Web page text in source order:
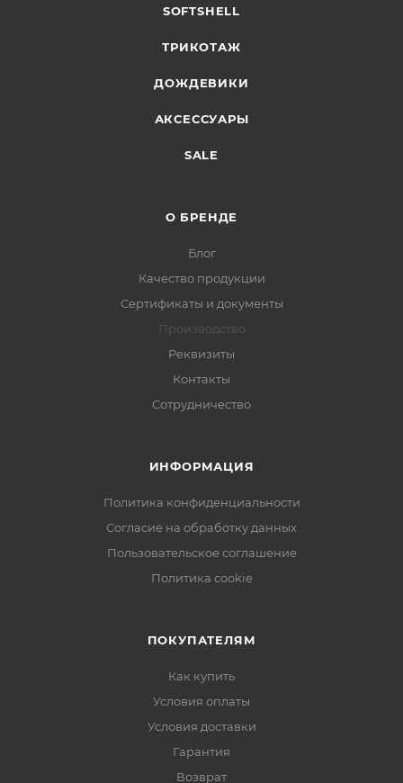
SOFTSHELL
ТРИКОТАЖ
ДОЖДЕВИКИ
АКСЕССУАРЫ
SALE
О БРЕНДЕ
Блог
Качество продукции
Сертификаты и документы
Производство
Реквизиты
Контакты
Сотрудничество
ИНФОРМАЦИЯ
Политика конфиденциальности
Согласие на обработку данных
Пользовательское соглашение
Политика cookie
ПОКУПАТЕЛЯМ
Как купить
Условия оплаты
Условия доставки
Гарантия
Возврат